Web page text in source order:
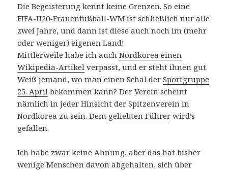
Die Begeisterung kennt keine Grenzen. So eine
FIFA-U20-Frauenfußball-WM ist schließlich nur alle
zwei Jahre, und dann ist diese auch noch im (mehr
oder weniger) eigenen Land!
Mittlerweile habe ich auchNordkorea einen
Wikipedia-Artikel verpasst, und er steht ihnen gut.
Weiß jemand, wo man einen Schal derSportgruppe
25. April bekommen kann? Der Verein scheint
nämlich in jeder Hinsicht der Spitzenverein in
Nordkorea zu sein. Dem geliebten Führer wird’s
gefallen.
Ich habe zwar keine Ahnung, aber das hat bisher
wenige Menschen davon abgehalten, sich über